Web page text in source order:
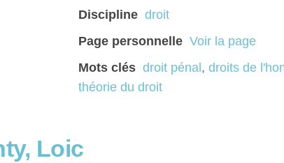
Discipline droit
Page personnelle Voir la page
Mots clés droit pénal , droits de
théorie du droit
Loic